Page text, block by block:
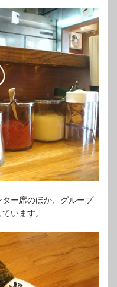
ー席のほか、グループ
います。